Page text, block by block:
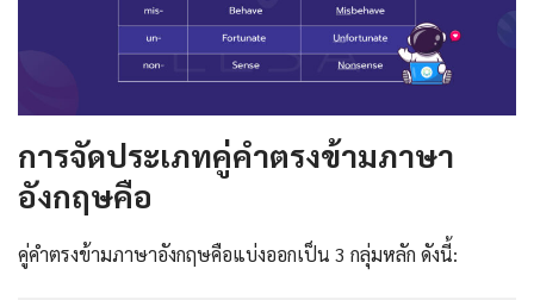
การจัดประเภทคู่คำตรงข้ามภาษา
อังกฤษคือ
คู่คำตรงข้ามภาษาอังกฤษคือแบ่งออกเป็น 3 กลุ่มหลัก ดังนี้: